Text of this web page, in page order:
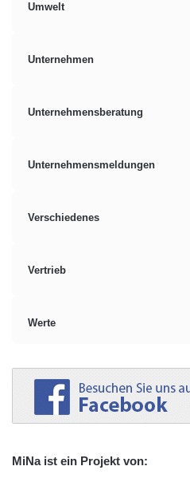
Umwelt
Unternehmen
Unternehmensberatung
Unternehmensmeldungen
Verschiedenes
Vertrieb
Werte
MiNa ist ein Projekt von: